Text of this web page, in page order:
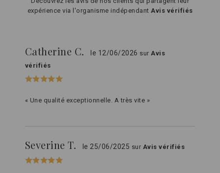
expérience via l'organisme indépendant Avis vérifiés
Catherine C. le 12/06/2026 surAvis
vérifiés
« Une qualité exceptionnelle. A très vite »
Severine T. le 25/06/2025 sur Avis vérifiés